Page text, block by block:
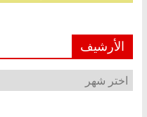
الأرشيف
الأرشيف